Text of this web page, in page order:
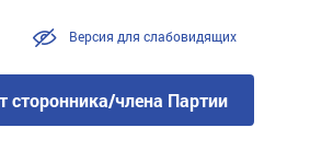
Версия для слабовидящих
сторонника/члена Партии